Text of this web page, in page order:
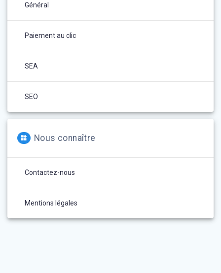
Général
Paiement au clic
SEA
SEO
Nous connaître
Contactez-nous
Mentions légales